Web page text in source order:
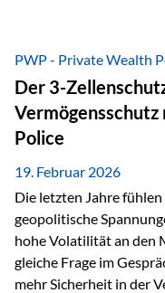
Währungen: +11,5 %
starkes Jahr: +64,4 %
Währungen: +56,6 %
solides…
PWP - Private Wealth
Der 3-
Police
19. Februar 2026
Die letzten Jahre
geopolitische
hohe Volatilität an den
gleiche Frage im
mehr Sicherheit in der